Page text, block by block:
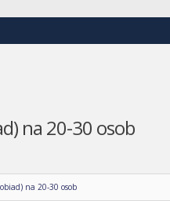
na 20-30 osob
na 20-30 osob